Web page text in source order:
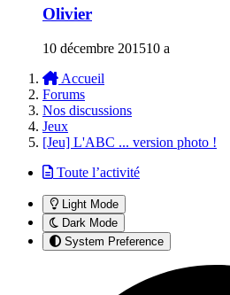
Olivier
10 décembre 201510 a
Accueil
Forums
Nos discussions
Jeux
[Jeu] L'ABC ... version photo !
Toute l’activité
Light Mode
Dark Mode
System Preference